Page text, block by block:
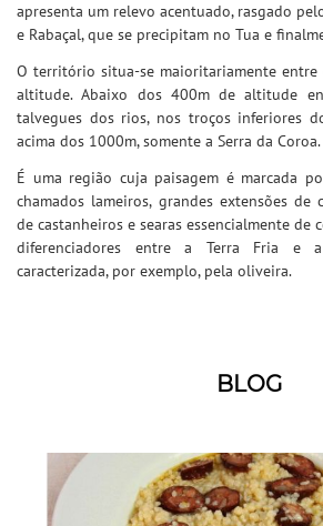
apresenta um relevo acentuado, rasgado
e Rabaçal, que se precipitam no Tua e
O território situa-se maioritariamente
altitude. Abaixo dos 400m de altitude
talvegues dos rios, nos troços inferiores
acima dos 1000m, somente a Serra da Coroa.
É uma região cuja paisagem é marcada
chamados lameiros, grandes extensões de
de castanheiros e searas essencialmente de
diferenciadores entre a Terra Fria e
caracterizada, por exemplo, pela oliveira.
BLOG